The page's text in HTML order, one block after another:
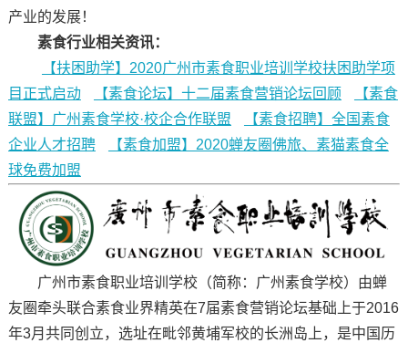
产业的发展！
素食行业相关资讯：
【扶困助学】2020广州市素食职业培训学校扶困助学项
目正式启动
【素食论坛】十二届素食营销论坛回顾
【素食
联盟】广州素食学校·校企合作联盟
【素食招聘】全国素食
企业人才招聘
【素食加盟】2020蝉友圈佛旅、素猫素食全
球免费加盟
广州市素食职业培训学校（简称：广州素食学校）由蝉
友圈牵头联合素食业界精英在7届素食营销论坛基础上于2016
年3月共同创立，选址在毗邻黄埔军校的长洲岛上，是中国历